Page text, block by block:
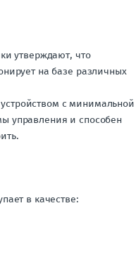
утверждают, что
на базе различных
с минимальной
управления и способен
в качестве: